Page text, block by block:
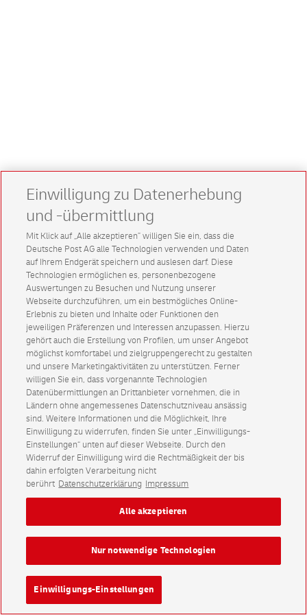
Einwilligung zu Datenerhebung
und -übermittlung
Mit Klick auf „Alle akzeptieren” willigen Sie ein, dass die
Deutsche Post AG alle Technologien verwenden und Daten
auf Ihrem Endgerät speichern und auslesen darf. Diese
Technologien ermöglichen es, personenbezogene
Auswertungen zu Besuchen und Nutzung unserer
Webseite durchzuführen, um ein bestmögliches Online-
Erlebnis zu bieten und Inhalte oder Funktionen den
jeweiligen Präferenzen und Interessen anzupassen. Hierzu
gehört auch die Erstellung von Profilen, um unser Angebot
möglichst komfortabel und zielgruppengerecht zu gestalten
und unsere Marketingaktivitäten zu unterstützen. Ferner
willigen Sie ein, dass vorgenannte Technologien
Datenübermittlungen an Drittanbieter vornehmen, die in
Ländern ohne angemessenes Datenschutzniveau ansässig
sind. Weitere Informationen und die Möglichkeit, Ihre
Einwilligung zu widerrufen, finden Sie unter „Einwilligungs-
Einstellungen“ unten auf dieser Webseite. Durch den
Widerruf der Einwilligung wird die Rechtmäßigkeit der bis
dahin erfolgten Verarbeitung nicht
berührt Datenschutzerklärung Impressum
Einwilligungs-Einstellungen
Nur notwendige Technologien
Alle akzeptieren